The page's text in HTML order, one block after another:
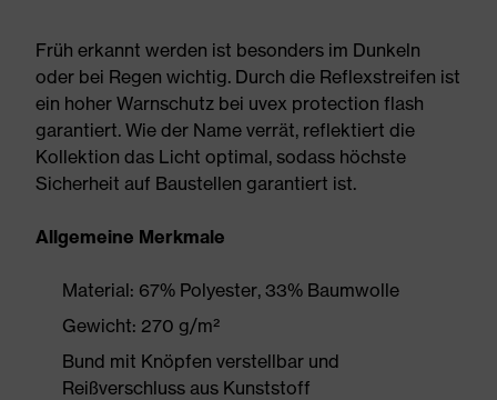
Früh erkannt werden ist besonders im Dunkeln
oder bei Regen wichtig. Durch die Reflexstreifen ist
ein hoher Warnschutz bei uvex protection flash
garantiert. Wie der Name verrät, reflektiert die
Kollektion das Licht optimal, sodass höchste
Sicherheit auf Baustellen garantiert ist.
Allgemeine Merkmale
Material: 67% Polyester, 33% Baumwolle
Gewicht: 270 g/m²
Bund mit Knöpfen verstellbar und
Reißverschluss aus Kunststoff